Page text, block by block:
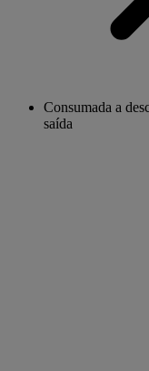
Consumada a
saída